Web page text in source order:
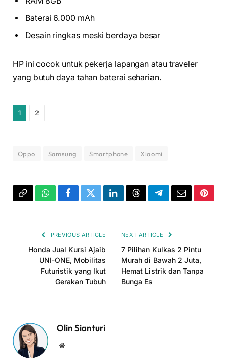
Baterai 6.000 mAh
Desain ringkas meski berdaya besar
HP ini cocok untuk pekerja lapangan atau traveler
yang butuh daya tahan baterai seharian.
1 2
Oppo Samsung Smartphone Xiaomi
Copy WhatsAppFacebookTwitterLinkedInThreadsTelegramEmail
PREVIOUS ARTICLE
Honda Jual Kursi Ajaib
UNI-ONE, Mobilitas
Futuristik yang Ikut
Gerakan Tubuh
NEXT ARTICLE
7 Pilihan Kulkas 2 Pintu
Murah di Bawah 2 Juta,
Hemat Listrik dan Tanpa
Bunga Es
Olin Sianturi
Website